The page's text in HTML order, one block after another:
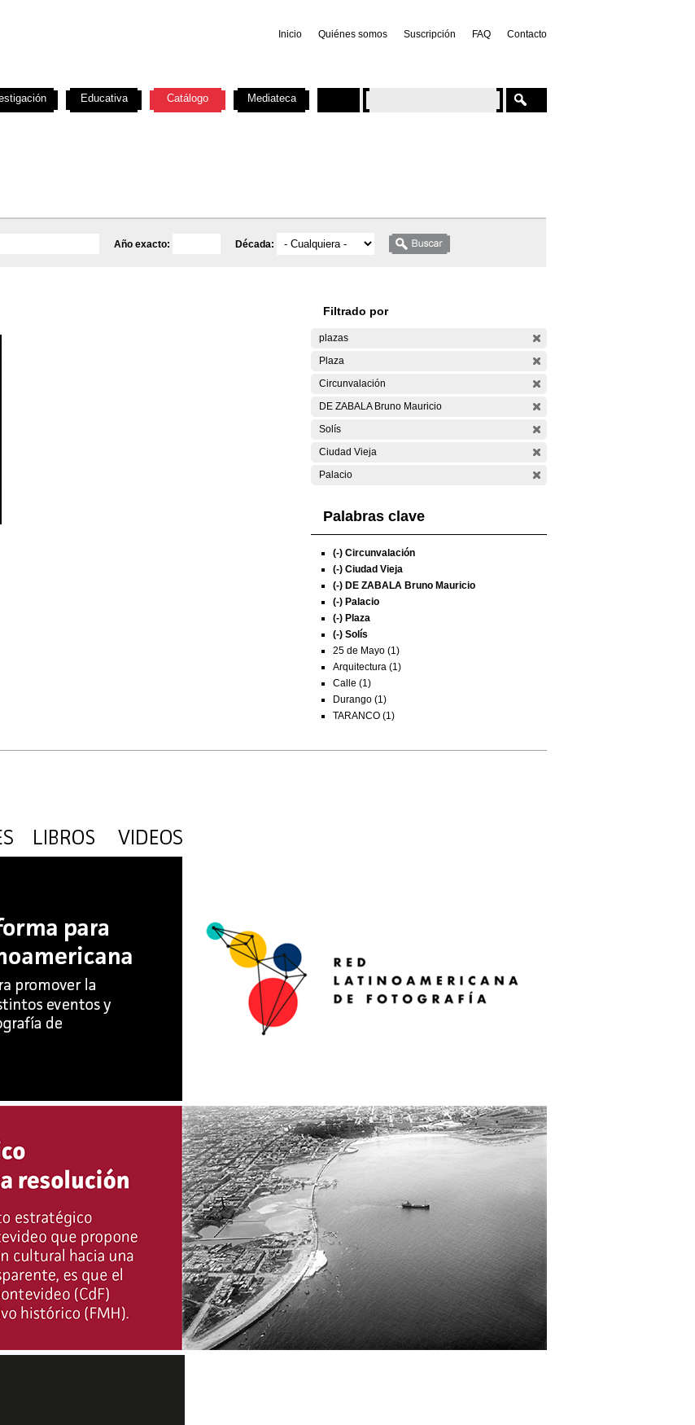
Inicio Quiénes somos Suscripción FAQ Contacto
Año exacto: Década:
Filtrado por
plazas
Plaza
Circunvalación
DE ZABALA Bruno Mauricio
Solís
Ciudad Vieja
Palacio
Palabras clave
(-) Circunvalación
(-) Ciudad Vieja
(-) DE ZABALA Bruno Mauricio
(-) Palacio
(-) Plaza
(-) Solís
25 de Mayo (1)
Arquitectura (1)
Calle (1)
Durango (1)
TARANCO (1)
Educativa Catálogo Mediateca